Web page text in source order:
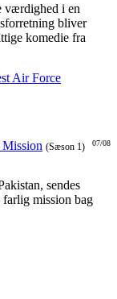
værdighed i en
bliver
komedie fra
07/08
(Sæson 1)
sendes
mission bag